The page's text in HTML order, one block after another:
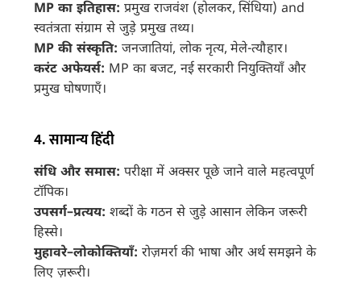
MP का इतिहास: प्रमुख राजवंश (होलकर, सिंधिया) and
स्वतंत्रता संग्राम से जुड़े प्रमुख तथ्य।
MP की संस्कृति: जनजातियां, लोक नृत्य, मेले-त्यौहार।
करंट अफेयर्स: MP का बजट, नई सरकारी नियुक्तियाँ और
प्रमुख घोषणाएँ।
4. सामान्य हिंदी
संधि और समास: परीक्षा में अक्सर पूछे जाने वाले महत्वपूर्ण
टॉपिक।
उपसर्ग–प्रत्यय: शब्दों के गठन से जुड़े आसान लेकिन जरूरी
हिस्से।
मुहावरे–लोकोक्तियाँ: रोज़मर्रा की भाषा और अर्थ समझने के
लिए ज़रूरी।